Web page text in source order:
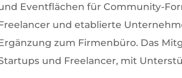
Eventflächen für Community-
und etablierte
zum Firmenbüro. Das
und Freelancer, mit